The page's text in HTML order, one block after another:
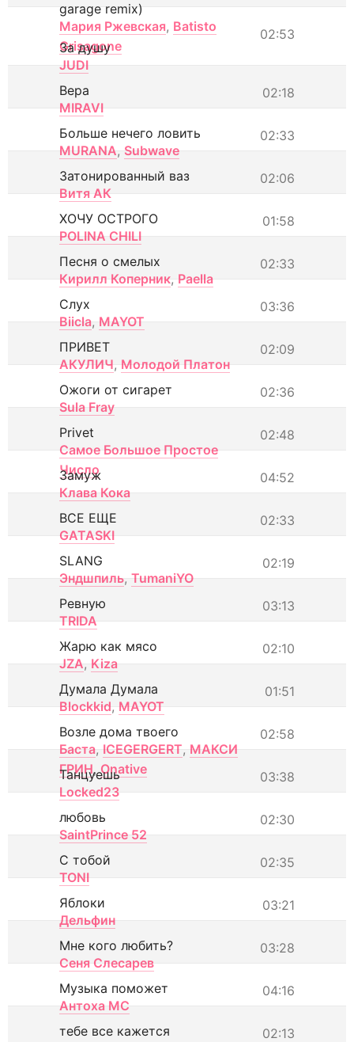
garage remix)
Мария Ржевская, Batisto
Grisagone
02:53
За душу
JUDI
02:18
Вера
MIRAVI
02:33
Больше нечего ловить
MURANA, Subwave
02:06
Затонированный ваз
Витя АК
01:58
ХОЧУ ОСТРОГО
POLINA CHILI
02:33
Песня о смелых
Кирилл Коперник, Paella
03:36
Слух
Biicla, MAYOT
02:09
ПРИВЕТ
АКУЛИЧ, Молодой Платон
02:36
Ожоги от сигарет
Sula Fray
02:48
Privet
Самое Большое Простое
Число
04:52
Замуж
Клава Кока
02:33
ВСЕ ЕЩЕ
GATASKI
02:19
SLANG
Эндшпиль, TumaniYO
03:13
Ревную
TRIDA
02:10
Жарю как мясо
JZA, Kiza
01:51
Думала Думала
Blockkid, MAYOT
02:58
Возле дома твоего
Баста, ICEGERGERT, МАКСИ
ГРИН, Onative 03:38
Танцуешь
Locked23
02:30
любовь
SaintPrince 52
02:35
С тобой
TONI
03:21
Яблоки
Дельфин
03:28
Мне кого любить?
Сеня Слесарев
04:16
Музыка поможет
Антоха МС
02:13
тебе все кажется